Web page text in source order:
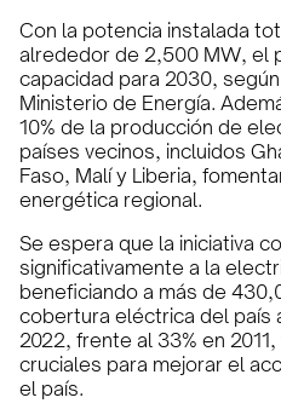
Con la potencia instalada
alrededor de 2,500 MW, el
capacidad para 2030,
Ministerio de Energía.
10% de la producción de
países vecinos, incluidos
Faso, Malí y Liberia,
energética regional.
Se espera que la iniciativa
significativamente a la
beneficiando a más de
cobertura eléctrica del país
2022, frente al 33% en
cruciales para mejorar el
el país.